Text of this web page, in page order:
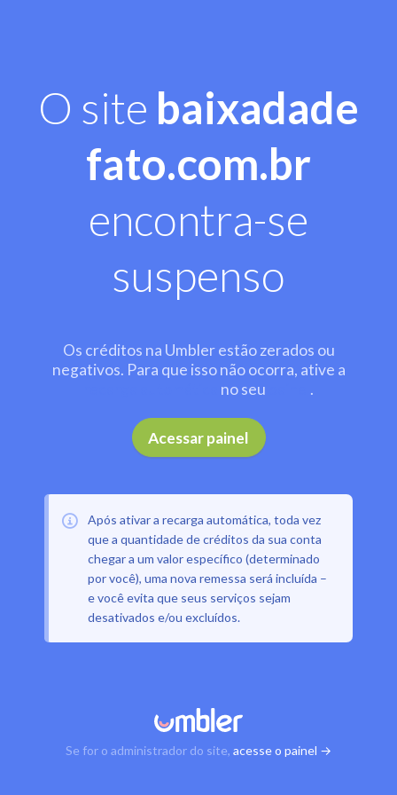
O site baixadade
fato.com.br
encontra-se
suspenso
Os créditos na Umbler estão zerados ou
negativos. Para que isso não ocorra, ative a
no seu .
Acessar painel
Após ativar a recarga automática, toda vez
que a quantidade de créditos da sua conta
chegar a um valor específico (determinado
por você), uma nova remessa será incluída –
e você evita que seus serviços sejam
desativados e/ou excluídos.
Se for o administrador do site, acesse o painel →